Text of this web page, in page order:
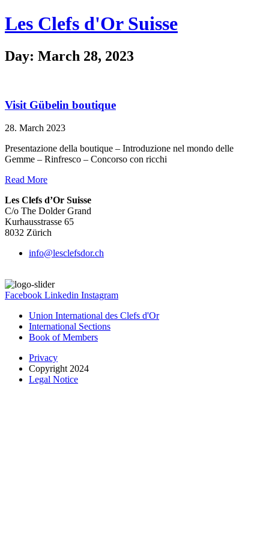
Les Clefs d'Or Suisse
Day: March 28, 2023
Visit Gübelin boutique
28. March 2023
Presentazione della boutique – Introduzione nel mondo delle
Gemme – Rinfresco – Concorso con ricchi
Read More
Les Clefs d’Or Suisse
C/o The Dolder Grand
Kurhausstrasse 65
8032 Zürich
info@lesclefsdor.ch
Facebook Linkedin Instagram
Union International des Clefs d'Or
International Sections
Book of Members
Privacy
Copyright 2024
Legal Notice